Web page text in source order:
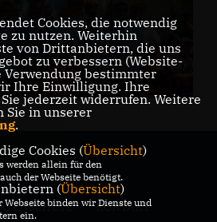
KONTAKT
Cookies, die notwendig
zu nutzen. Weiterhin
von Drittanbietern, die uns
zu verbessern (Website-
Verwendung bestimmter
Ihre Einwilligung. Ihre
jederzeit widerrufen. Weitere
Sie in unserer
.
Cookies (Übersicht)
werden allein für den
der Webseite benötigt.
(Übersicht)
binden wir Dienste und
ein.